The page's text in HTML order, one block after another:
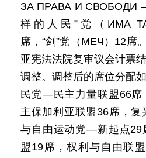
ЗА ПРАВА И СВОБОДИ –
样的人民”党（ИМА
席，“剑”党（МЕЧ）12席
亚宪法法院复审议会计票
调整。调整后的席位分配
民党—民主力量联盟66
主保加利亚联盟36席，复
与自由运动党—新起点
盟19席，权利与自由联